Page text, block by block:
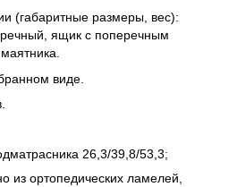
(габаритные размеры, вес):
ящик с поперечным
виде.
26,3/39,8/53,3;
из ортопедических ламелей,